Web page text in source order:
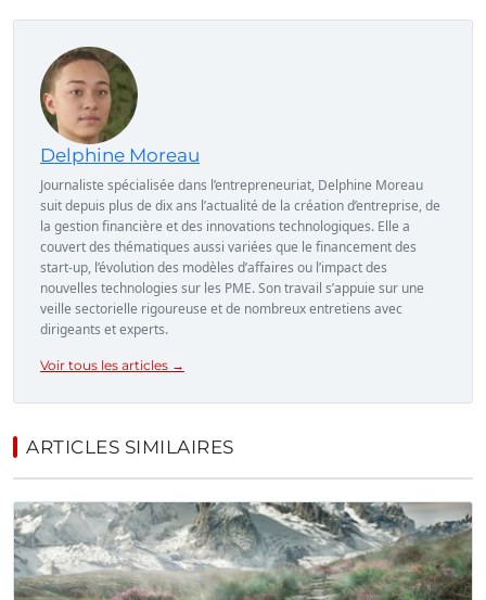
Delphine Moreau
Journaliste spécialisée dans l’entrepreneuriat, Delphine Moreau
suit depuis plus de dix ans l’actualité de la création d’entreprise, de
la gestion financière et des innovations technologiques. Elle a
couvert des thématiques aussi variées que le financement des
start-up, l’évolution des modèles d’affaires ou l’impact des
nouvelles technologies sur les PME. Son travail s’appuie sur une
veille sectorielle rigoureuse et de nombreux entretiens avec
dirigeants et experts.
Voir tous les articles →
ARTICLES SIMILAIRES